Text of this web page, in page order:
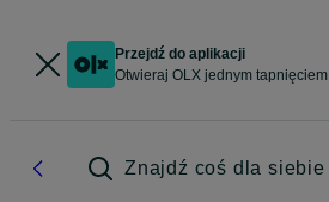
Przejdź do aplikacji
Otwieraj OLX jednym tapnięciem
Znajdź coś dla siebie